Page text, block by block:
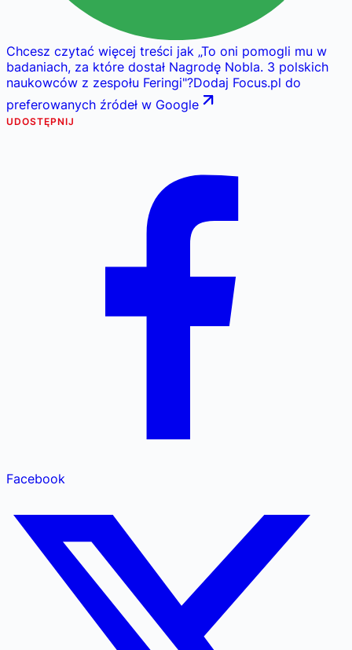
Chcesz czytać więcej treści jak „To oni pomogli mu w
badaniach, za które dostał Nagrodę Nobla. 3 polskich
naukowców z zespołu Feringi"?Dodaj Focus.pl do
preferowanych źródeł w Google
UDOSTĘPNIJ
Facebook